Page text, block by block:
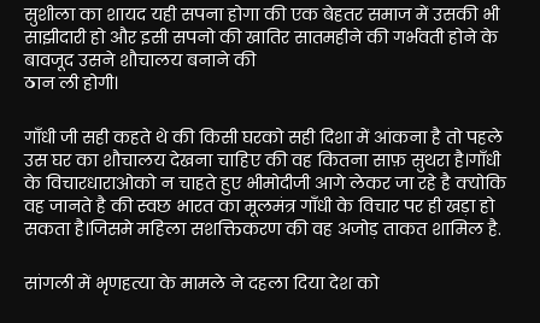
सुशीला का शायद यही सपना होगा की एक बेहतर समाज में उसकी भी
साझीदारी हो और इसी सपनो की खातिर सातमहीने की गर्भवती होने के
बावजूद उसने शौचालय बनाने की
ठान ली होगी।
गाँधी जी सही कहते थे की किसी घरको सही दिशा में आंकना है तो पहले
उस घर का शौचालय देखना चाहिए की वह कितना साफ़ सुथरा है।गाँधी
के विचारधाराओको न चाहते हुए भीमोदीजी आगे लेकर जा रहे है क्योकि
वह जानते है की स्वछ भारत का मूलमंत्र गाँधी के विचार पर ही खड़ा हो
सकता है।जिसमे महिला सशक्तिकरण की वह अजोड़ ताकत शामिल है.
सांगली में भृणहत्या के मामले ने दहला दिया देश को